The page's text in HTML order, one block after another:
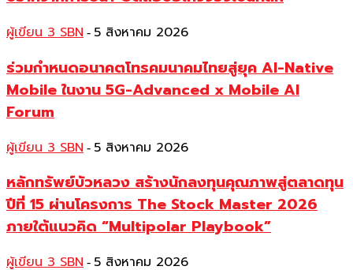
ผู้เขียน 3 SBN - 5 สิงหาคม 2026
ร่วมกำหนดอนาคตโทรคมนาคมไทยสู่ยุค AI-Native
Mobile ในงาน 5G-Advanced x Mobile AI
Forum
ผู้เขียน 3 SBN - 5 สิงหาคม 2026
หลักทรัพย์บัวหลวง สร้างนักลงทุนคุณภาพสู่ตลาดทุน
ปีที่ 15 ผ่านโครงการ The Stock Master 2026
ภายใต้แนวคิด “Multipolar Playbook”
ผู้เขียน 3 SBN - 5 สิงหาคม 2026